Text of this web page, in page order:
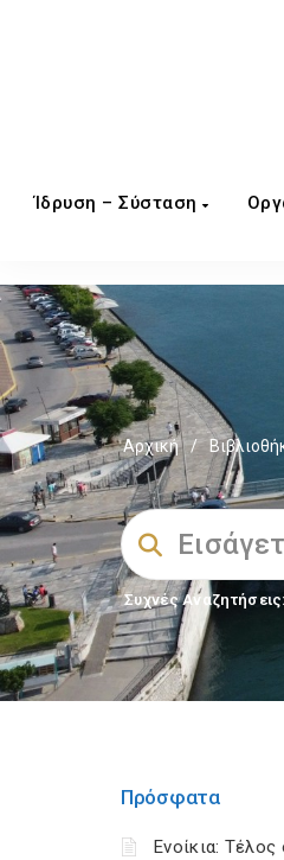
Ίδρυση – Σύσταση
Αρχική /
Συχνές Αναζητήσεις:
Πρόσφατα
Ενοίκια: